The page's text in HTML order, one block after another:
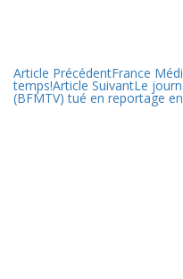
Article PrécédentFrance
temps!Article SuivantLe
(BFMTV) tué en reportage